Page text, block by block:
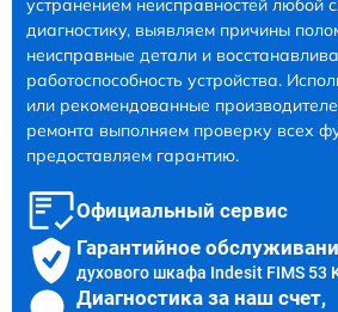
устранением неисправностей любой
диагностику, выявляем причины
неисправные детали и
работоспособность устройства.
или рекомендованные
ремонта выполняем проверку всех
предоставляем гарантию.
Официальный сервис
Гарантийное
духового шкафа Indesit FIMS 53
Диагностика за наш счет,